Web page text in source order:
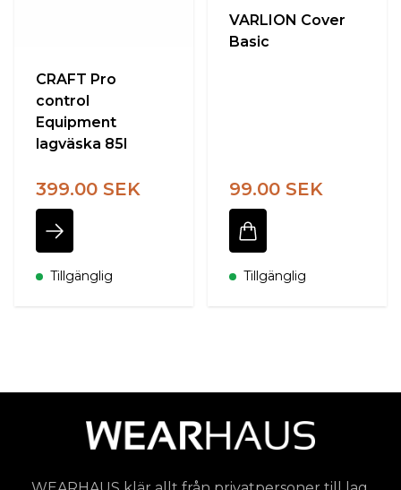
CRAFT Pro
control
Equipment
lagväska 85l
399.00 SEK
Tillgänglig
VARLION Cover
Basic
99.00 SEK
Tillgänglig